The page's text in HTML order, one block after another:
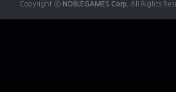
Copyright ⓒ NOBLEGAMES Corp. All Rights